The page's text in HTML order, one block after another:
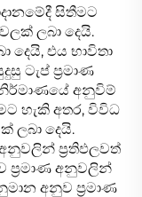
සිතීමට
ලබා දෙයි.
එය භාවිතා
ටැප් ප්‍රමාණ
අනුවිම්
හැකි අතර, විවිධ
ලබා දෙයි.
ප්‍රතිඵලවත්
ප්‍රමාණ අනුවලින්
අනුව ප්‍රමාණ